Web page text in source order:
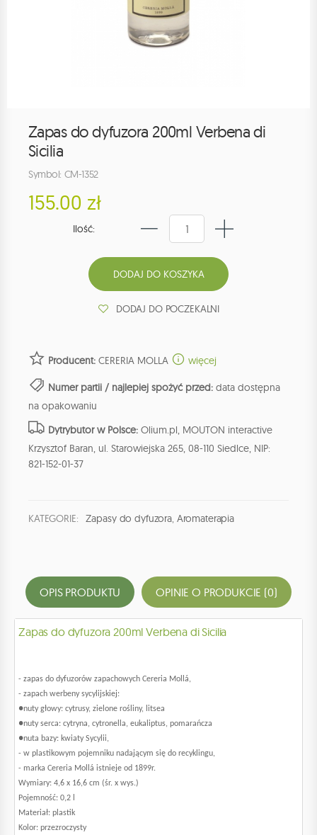
Zapas do dyfuzora 200ml Verbena di
Sicilia
Symbol: CM-1352
155.00 zł
Ilość:
DODAJ DO POCZEKALNI
Producent: CERERIA MOLLA więcej
Numer partii / najlepiej spożyć przed: data dostępna
na opakowaniu
Dytrybutor w Polsce: Olium.pl, MOUTON interactive
Krzysztof Baran, ul. Starowiejska 265, 08-110 Siedlce, NIP:
821-152-01-37
KATEGORIE: Zapasy do dyfuzora, Aromaterapia
OPIS PRODUKTU OPINIE O PRODUKCIE (0)
Zapas do dyfuzora 200ml Verbena di Sicilia
- zapas do dyfuzorów zapachowych Cereria Mollá,
- zapach werbeny sycylijskiej:
●nuty głowy: cytrusy, zielone rośliny, litsea
●nuty serca: cytryna, cytronella, eukaliptus, pomarańcza
●nuta bazy: kwiaty Sycylii,
- w plastikowym pojemniku nadającym się do recyklingu,
- marka Cereria Mollá istnieje od 1899r.
Wymiary: 4,6 x 16,6 cm (śr. x wys.)
Pojemność: 0,2 l
Materiał: plastik
Kolor: przezroczysty